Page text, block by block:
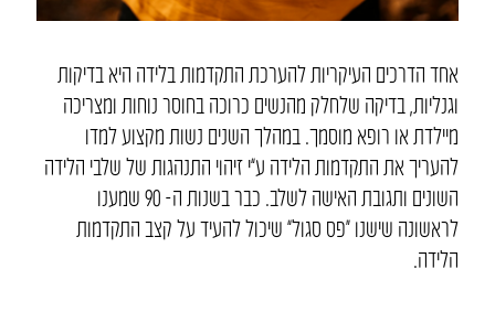
אחד הדרכים העיקריות להערכת התקדמות בלידה היא בדיקות
וגנליות, בדיקה שלחלק מהנשים כרוכה בחוסר נוחות ומצריכה
מיילדת או רופא מוסמך. במהלך השנים נשות מקצוע למדו
להעריך את התקדמות הלידה ע”י זיהוי התנהגות של שלבי הלידה
השונים ותגובת האישה לשלב. כבר בשנות ה- 90 שמענו
לראשונה שישנו “פס סגול” שיכול להעיד על קצב התקדמות
הלידה.